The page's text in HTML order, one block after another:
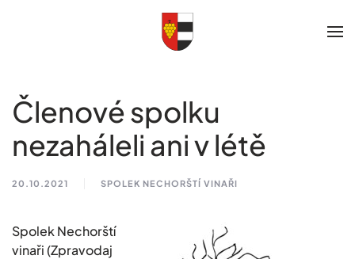
Členové spolku
nezaháleli ani v létě
20.10.2021 SPOLEK NECHORŠTÍ VINAŘI
Spolek Nechorští
vinaři (Zpravodaj